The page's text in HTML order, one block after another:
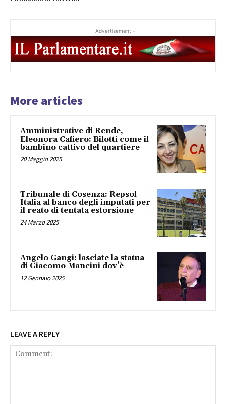
- Advertisement -
More articles
Amministrative di Rende,
Eleonora Cafiero: Bilotti come il
bambino cattivo del quartiere
20 Maggio 2025
Tribunale di Cosenza: Repsol
Italia al banco degli imputati per
il reato di tentata estorsione
24 Marzo 2025
Angelo Gangi: lasciate la statua
di Giacomo Mancini dov’è
12 Gennaio 2025
LEAVE A REPLY